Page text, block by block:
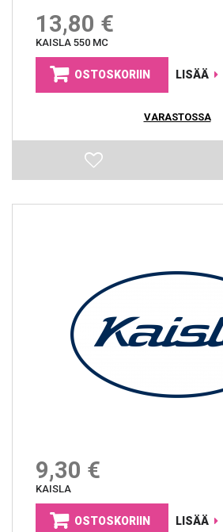
13,80 €
KAISLA 550 MC
OSTOSKORIIN LISÄÄ
VARASTOSSA
9,30 €
KAISLA
OSTOSKORIIN LISÄÄ